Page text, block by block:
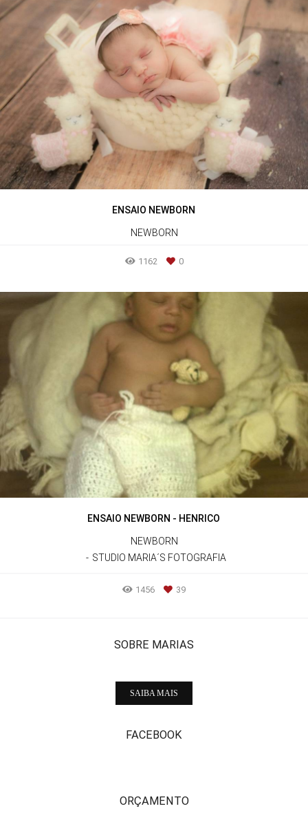
ENSAIO NEWBORN
NEWBORN
1162 0
ENSAIO NEWBORN - HENRICO
NEWBORN
STUDIO MARIA´S FOTOGRAFIA
1456 39
SOBRE MARIAS
SAIBA MAIS
FACEBOOK
ORÇAMENTO